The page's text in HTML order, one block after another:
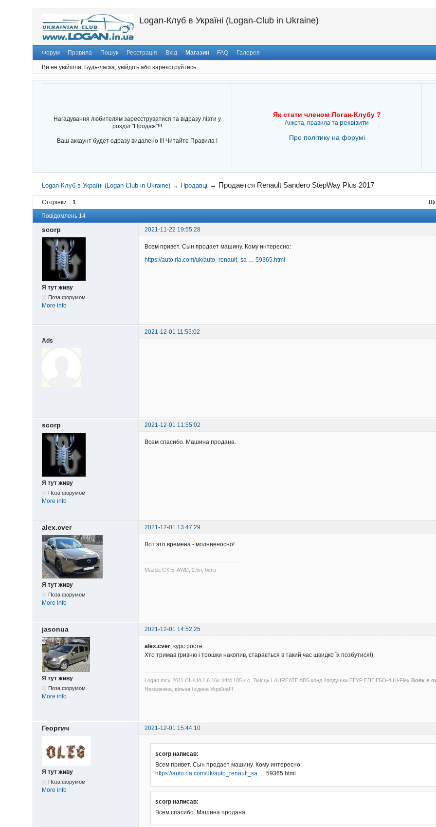
Logan-Клуб в Україні (Logan-Club in Ukraine)
Форум Правила Пошук Реєстрація Вхід Магазин FAQ Галерея
Ви не увійшли. Будь-ласка, увійдіть або зареєструйтесь.
Нагадування любителям зареєструватися та відразу лізти у
розділ "Продаж"!!!
Ваш аккаунт будет одразу видалено !!! Читайте Правила !
Як стати членом Логан-Клубу ?
Анкета, правила та реквізити
Про політику на форумі
Logan-Клуб в Україні (Logan-Club in Ukraine) → Продавці → Продается Renault Sandero StepWay Plus 2017
Сторінки 1
Повідомлень 14
scorp 2021-11-22 19:55:28
Я тут живу
Поза форумом
More info
Всем привет. Сын продает машину. Кому интересно:
https://auto.ria.com/uk/auto_renault_sa … 59365.html
2021-12-01 11:55:02
Ads
scorp 2021-12-01 11:55:02
Я тут живу
Поза форумом
More info
Всем спасибо. Машина продана.
alex.cver 2021-12-01 13:47:29
Я тут живу
Поза форумом
More info
Вот это времена - молниеносно!
Mazda CX-5, AWD, 2.5л, бенз
jasonua 2021-12-01 14:52:25
Я тут живу
Поза форумом
More info
alex.cver, курс росте.
Хто тримав гривню і трошки накопив, старається в такий час швидко їх позбутися!)
Logan mcv 2011 CH/UA 1.6 16v К4М 105 к.с. 7місць LAUREATE ABS конд 4подушки ЕГУР ЕПГ ГБО-4 Hi-FlexВовк в
Незалежна, вільна і єдина Україна!!!
Георгич 2021-12-01 15:44:10
Я тут живу
Поза форумом
More info
scorp написав:
Всем привет. Сын продает машину. Кому интересно:
https://auto.ria.com/uk/auto_renault_sa … 59365.html
scorp написав:
Всем спасибо. Машина продана.